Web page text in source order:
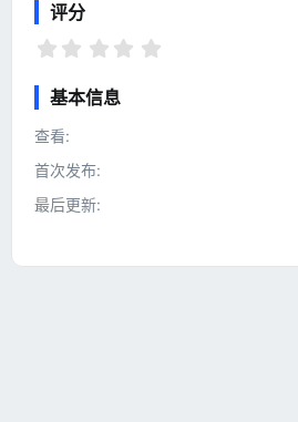
评分
基本信息
查看
首次发布
最后更新